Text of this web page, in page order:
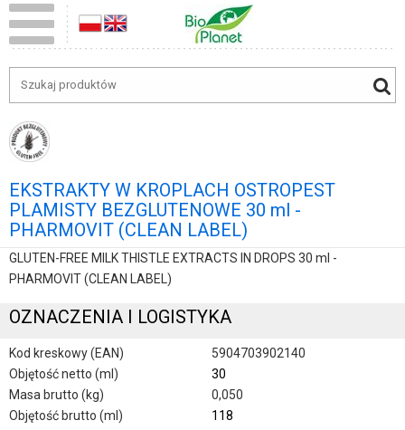
EKSTRAKTY W KROPLACH OSTROPEST
PLAMISTY BEZGLUTENOWE 30 ml -
PHARMOVIT (CLEAN LABEL)
GLUTEN-FREE MILK THISTLE EXTRACTS IN DROPS 30 ml -
PHARMOVIT (CLEAN LABEL)
OZNACZENIA I LOGISTYKA
Kod kreskowy (EAN)
5904703902140
Objętość netto (ml)
30
Masa brutto (kg)
0,050
Objętość brutto (ml)
118